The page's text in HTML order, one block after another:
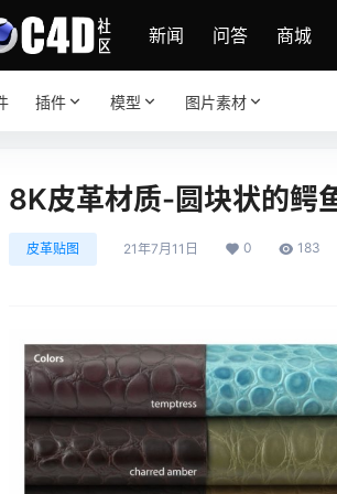
新闻 问答 商城
插件 模型 图片素材
8K皮革材质-圆块状的鳄
皮革贴图 21年7月11日 0 183